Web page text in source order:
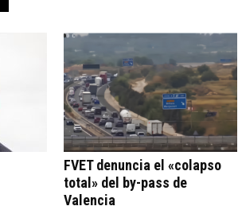
FVET denuncia el «colapso
total» del by-pass de
Valencia